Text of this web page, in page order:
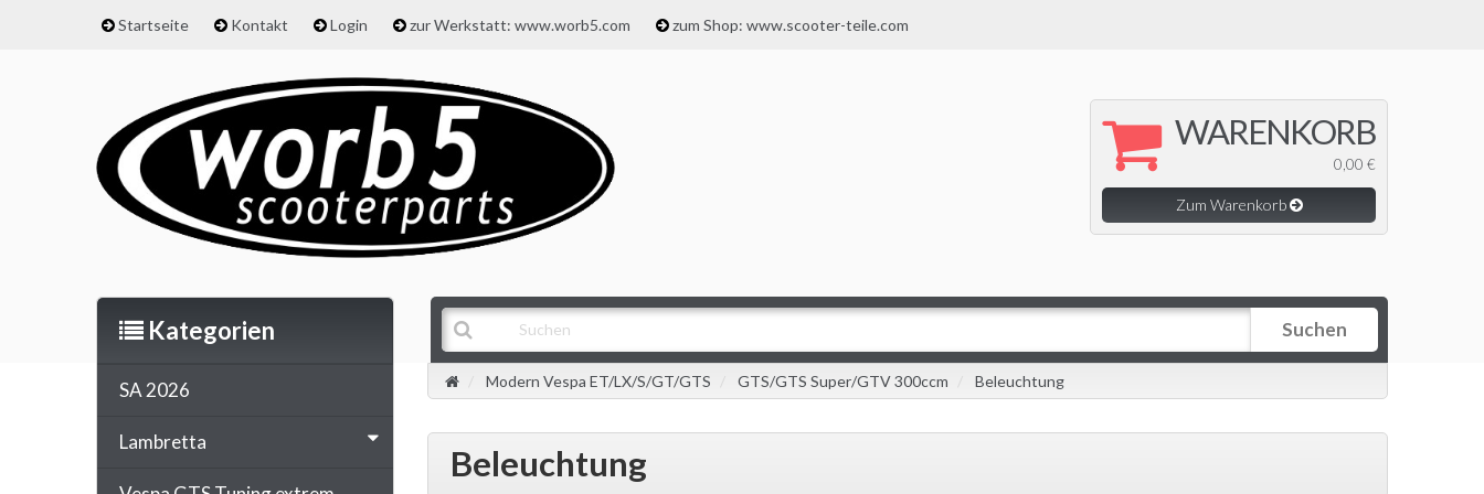
Startseite Kontakt Login zur Werkstatt: www.worb5.com zum Shop: www.scooter-teile.com
WARENKORB
0,00 €
Zum Warenkorb
Suchen
Modern Vespa ET/LX/S/GT/GTS GTS/GTS Super/GTV 300ccm Beleuchtung
Beleuchtung
Kategorien
SA 2026
Lambretta